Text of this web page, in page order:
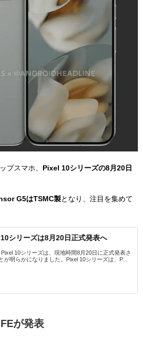
プスマホ、 Pixel 10シリーズの8月20日
G5はTSMC製となり、注目を集めて
シリーズは8月20日正式発表へ
10シリーズは、現地時間8月20日に正式発表さ
が明らかになりました。Pixel 10シリーズは、P...
が発表